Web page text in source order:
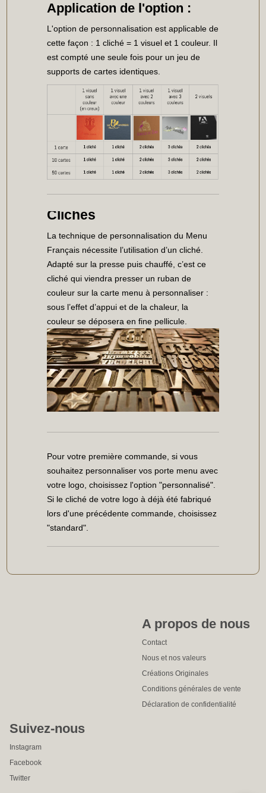
Application de l'option :
L'option de personnalisation est applicable de
cette façon : 1 cliché = 1 visuel et 1 couleur. Il
est compté une seule fois pour un jeu de
supports de cartes identiques.
Clichés
La technique de personnalisation du Menu
Français nécessite l’utilisation d’un cliché.
Adapté sur la presse puis chauffé, c’est ce
cliché qui viendra presser un ruban de
couleur sur la carte menu à personnaliser :
sous l’effet d’appui et de la chaleur, la
couleur se déposera en fine pellicule.
Pour votre première commande, si vous
souhaitez personnaliser vos porte menu avec
votre logo, choisissez l'option "personnalisé".
Si le cliché de votre logo à déjà été fabriqué
lors d'une précédente commande, choisissez
"standard".
A propos de nous
Contact
Nous et nos valeurs
Créations Originales
Conditions générales de vente
Déclaration de confidentialité
Suivez-nous
Instagram
Facebook
Twitter